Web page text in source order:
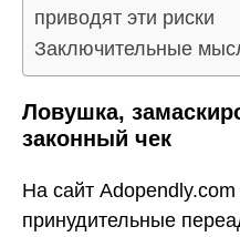
приводят эти риски
Заключительные
Ловушка,
законный чек
На сайт
принудительные